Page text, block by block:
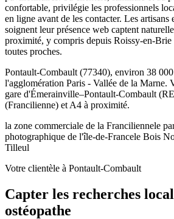
confortable, privilégie les professionnels
en ligne avant de les contacter. Les artisans
soignent leur présence web captent
proximité, y compris depuis Roissy-en-
toutes proches.
Pontault-Combault (77340), environ 38
l'agglomération Paris - Vallée de la Marne.
gare d'Émerainville–Pontault-Combault
(Francilienne) et A4 à proximité.
la zone commerciale de la Franciliennele
photographique de l'île-de-Francele Bois
Tilleul
Votre clientèle à Pontault-Combault
Capter les recherches
ostéopathe